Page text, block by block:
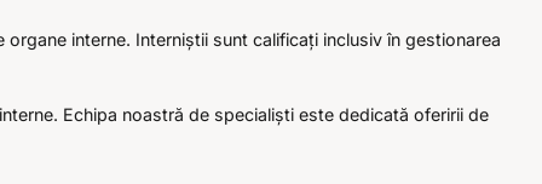
interne. Interniștii sunt calificați inclusiv în gestionarea
Echipa noastră de specialiști este dedicată oferirii de